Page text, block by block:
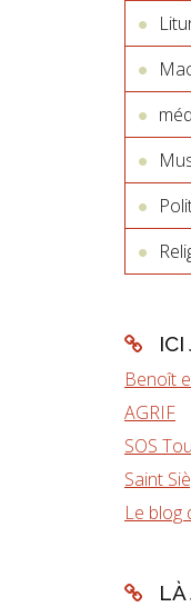
Benoît
AGRIF
SOS
Saint
Le blog
LÀ